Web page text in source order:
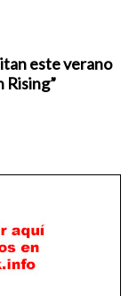
este verano
Rising”